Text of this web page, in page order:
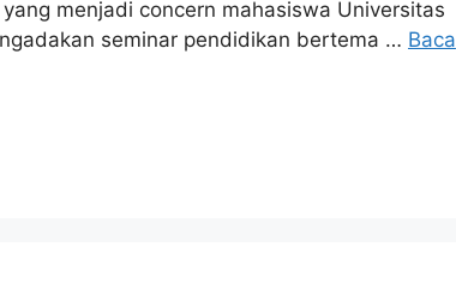
menjadi concern mahasiswa Universitas
seminar pendidikan bertema … Baca